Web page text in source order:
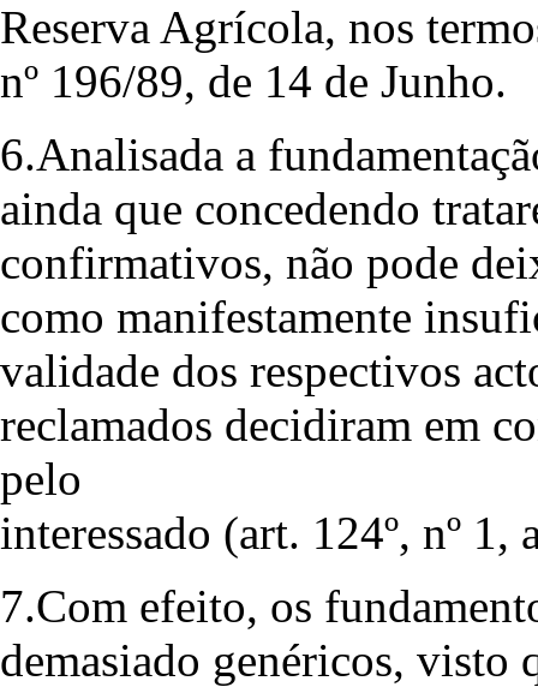
Reserva Agrícola, nos
nº 196/89, de 14 de Junho.
6.Analisada a
ainda que concedendo
confirmativos, não pode
como manifestamente
validade dos respectivos
reclamados decidiram em
pelo
interessado (art. 124º, nº
7.Com efeito, os
demasiado genéricos, visto